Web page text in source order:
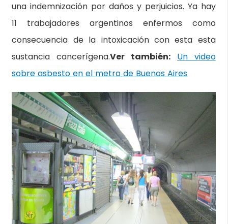
una indemnización por daños y perjuicios. Ya hay
11 trabajadores argentinos enfermos como
consecuencia de la intoxicación con esta esta
sustancia cancerígena.Ver también:
Un video
sobre asbesto en el metro de Buenos Aires